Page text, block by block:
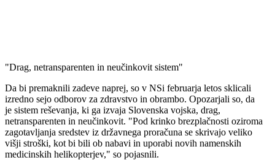
"Drag, netransparenten in neučinkovit sistem"
Da bi premaknili zadeve naprej, so v NSi februarja letos sklicali
izredno sejo odborov za zdravstvo in obrambo. Opozarjali so, da
je sistem reševanja, ki ga izvaja Slovenska vojska, drag,
netransparenten in neučinkovit. "Pod krinko brezplačnosti oziroma
zagotavljanja sredstev iz državnega proračuna se skrivajo veliko
višji stroški, kot bi bili ob nabavi in uporabi novih namenskih
medicinskih helikopterjev," so pojasnili.